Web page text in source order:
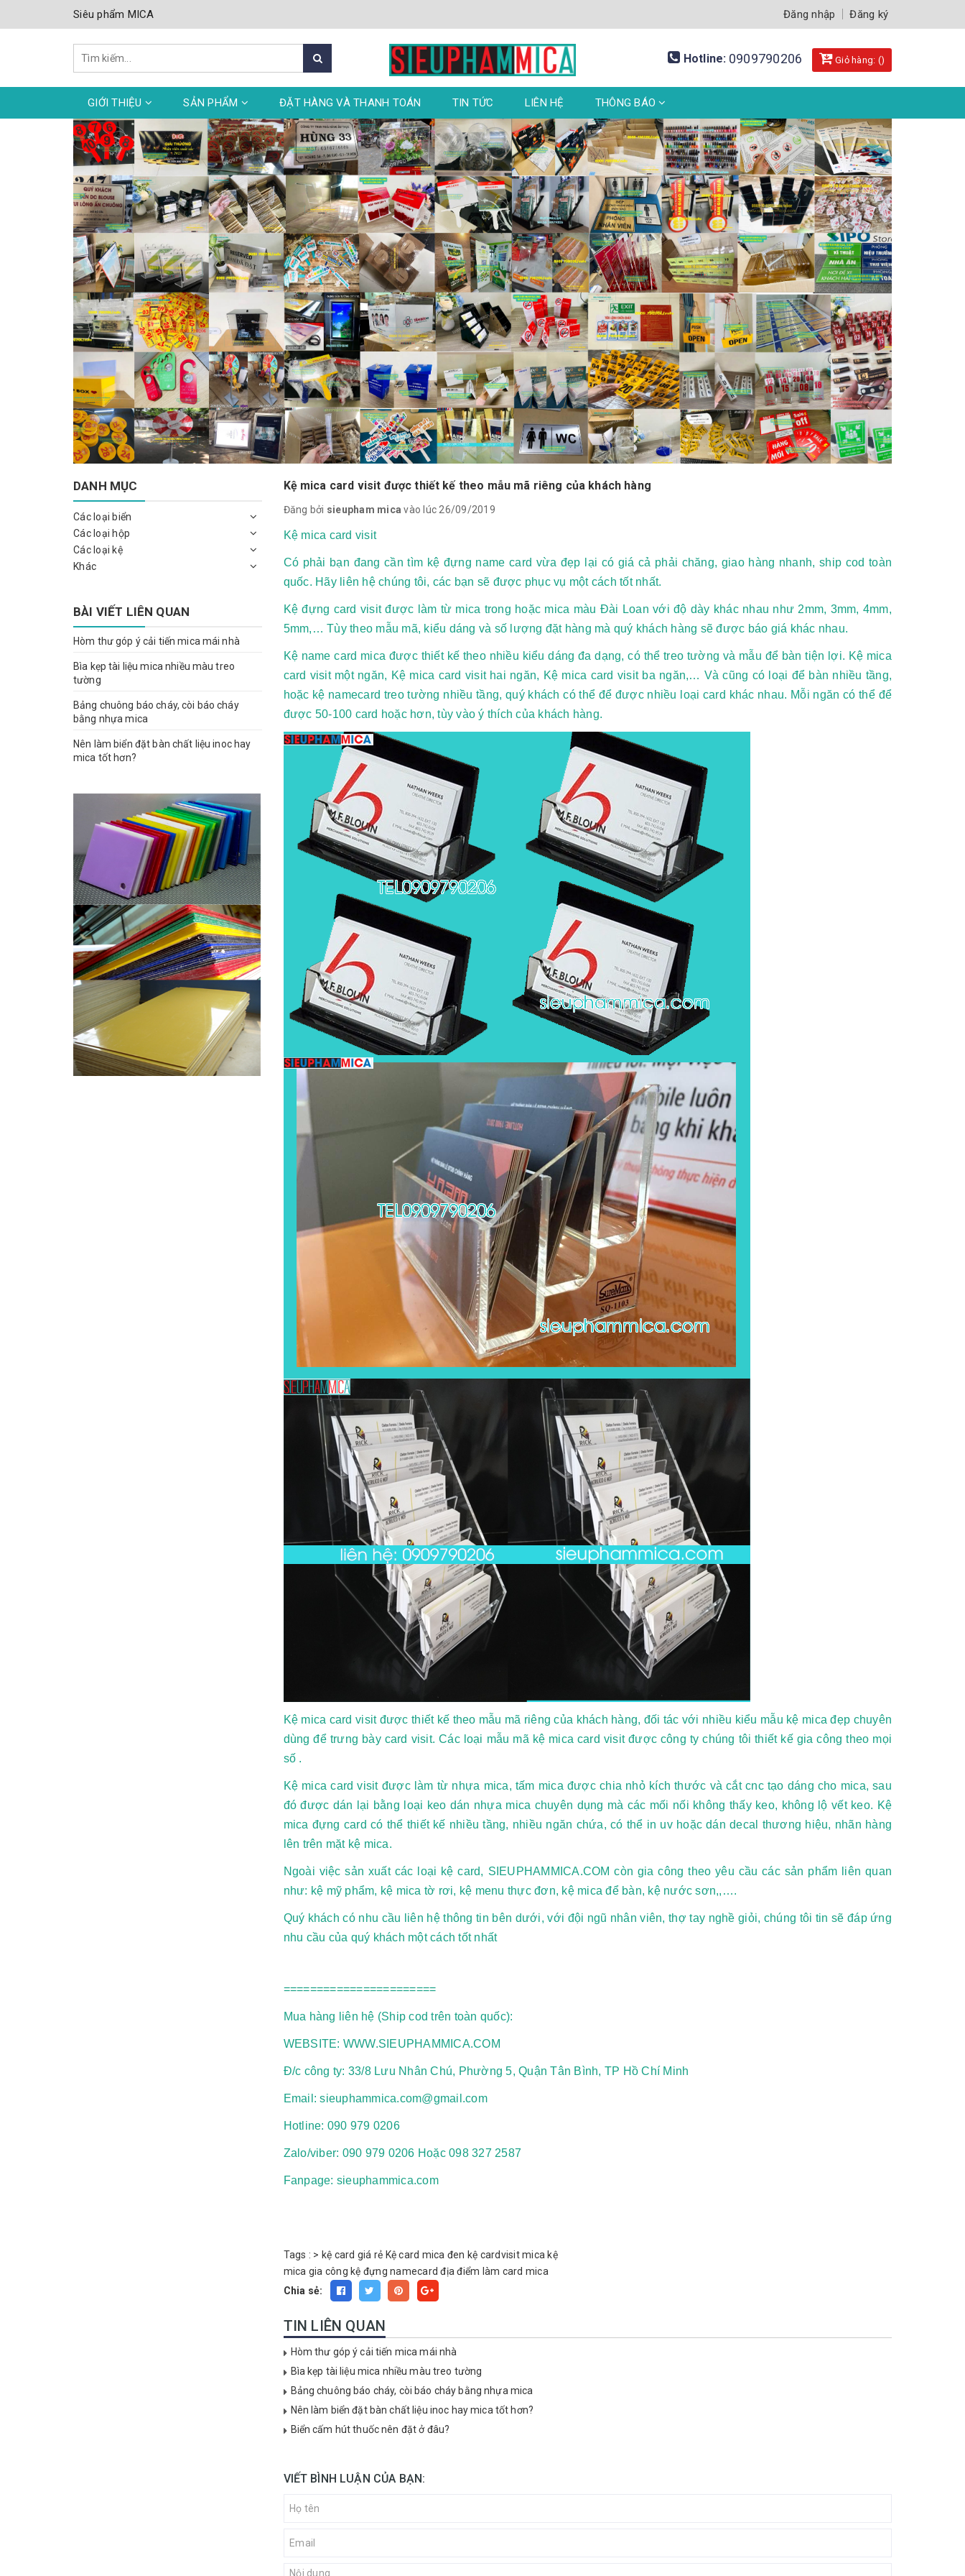
Siêu phẩm MICA Đăng nhập Đăng ký
Hotline: 0909790206 Giỏ hàng: ()
GIỚI THIỆU SẢN PHẨM ĐẶT HÀNG VÀ THANH TOÁN TIN TỨC LIÊN HỆ THÔNG BÁO
Kệ mica card visit được thiết kế theo mẫu mã riêng của khách hàng
Đăng bởi sieupham mica vào lúc 26/09/2019
Kệ mica card visit
Có phải bạn đang cần tìm kệ đựng name card vừa đẹp lại có giá cả phải chăng, giao hàng nhanh, ship cod toàn
quốc. Hãy liên hệ chúng tôi, các bạn sẽ được phục vụ một cách tốt nhất.
Kệ đựng card visit được làm từ mica trong hoặc mica màu Đài Loan với độ dày khác nhau như 2mm, 3mm, 4mm,
5mm,… Tùy theo mẫu mã, kiểu dáng và số lượng đặt hàng mà quý khách hàng sẽ được báo giá khác nhau.
Kệ name card mica được thiết kế theo nhiều kiểu dáng đa dạng, có thể treo tường và mẫu để bàn tiện lợi. Kệ mica
card visit một ngăn, Kệ mica card visit hai ngăn, Kệ mica card visit ba ngăn,… Và cũng có loại để bàn nhiều tầng,
hoặc kệ namecard treo tường nhiều tầng, quý khách có thể để được nhiều loại card khác nhau. Mỗi ngăn có thể để
được 50-100 card hoặc hơn, tùy vào ý thích của khách hàng.
Kệ mica card visit được thiết kế theo mẫu mã riêng của khách hàng, đối tác với nhiều kiểu mẫu kệ mica đẹp chuyên
dùng để trưng bày card visit. Các loại mẫu mã kệ mica card visit được công ty chúng tôi thiết kế gia công theo mọi
số .
Kệ mica card visit được làm từ nhựa mica, tấm mica được chia nhỏ kích thước và cắt cnc tạo dáng cho mica, sau
đó được dán lại bằng loại keo dán nhựa mica chuyên dụng mà các mối nối không thấy keo, không lộ vết keo. Kệ
mica đựng card có thể thiết kế nhiều tầng, nhiều ngăn chứa, có thể in uv hoặc dán decal thương hiệu, nhãn hàng
lên trên mặt kệ mica.
Ngoài việc sản xuất các loại kệ card, SIEUPHAMMICA.COM còn gia công theo yêu cầu các sản phẩm liên quan
như: kệ mỹ phẩm, kệ mica tờ rơi, kệ menu thực đơn, kệ mica để bàn, kệ nước sơn,,….
Quý khách có nhu cầu liên hệ thông tin bên dưới, với đội ngũ nhân viên, thợ tay nghề giỏi, chúng tôi tin sẽ đáp ứng
nhu cầu của quý khách một cách tốt nhất
=======================
Mua hàng liên hệ (Ship cod trên toàn quốc):
WEBSITE: WWW.SIEUPHAMMICA.COM
Đ/c công ty: 33/8 Lưu Nhân Chú, Phường 5, Quận Tân Bình, TP Hồ Chí Minh
Email: sieuphammica.com@gmail.com
Hotline: 090 979 0206
Zalo/viber: 090 979 0206 Hoặc 098 327 2587
Fanpage: sieuphammica.com
Tags : > kệ card giá rẻ Kệ card mica đen kệ cardvisit mica kệ
mica gia công kệ đựng namecard địa điểm làm card mica
Chia sẻ:
TIN LIÊN QUAN
Hòm thư góp ý cải tiến mica mái nhà
Bìa kẹp tài liệu mica nhiều màu treo tường
Bảng chuông báo cháy, còi báo cháy bằng nhựa mica
Nên làm biển đặt bàn chất liệu inoc hay mica tốt hơn?
Biển cấm hút thuốc nên đặt ở đâu?
VIẾT BÌNH LUẬN CỦA BẠN:
DANH MỤC
Các loại biển
Các loại hộp
Các loại kệ
Khác
BÀI VIẾT LIÊN QUAN
Hòm thư góp ý cải tiến mica mái nhà
Bìa kẹp tài liệu mica nhiều màu treo
tường
Bảng chuông báo cháy, còi báo cháy
bằng nhựa mica
Nên làm biển đặt bàn chất liệu inoc hay
mica tốt hơn?